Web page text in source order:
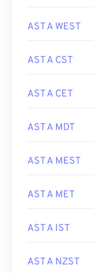
AST A WEST
AST A CST
AST A CET
AST A MDT
AST A MEST
AST A MET
AST A IST
AST A NZST